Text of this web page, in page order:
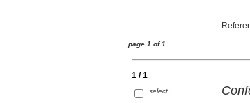
page 1 of 1
1 / 1
select